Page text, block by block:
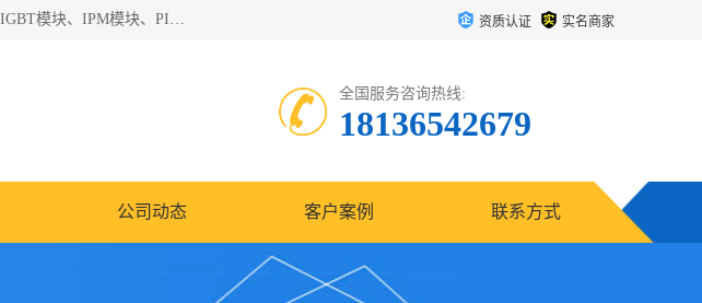
苏州沛易电子科技有限公司是一家从事电力半导体器件和电子元器件的专业代理及分销商，产品包括：IGBT模块、IPM模块、PIM模块、二极管、三极管、可控硅、整流桥、IGBT单管、IGBT电路驱动板、GTR达林顿模块、快恢复二极管、肖特基二极管、熔断器、IC集成电路、快速熔断器等。 资质认证 实名商家
全国服务咨询热线:
18136542679
公司动态 客户案例 联系方式